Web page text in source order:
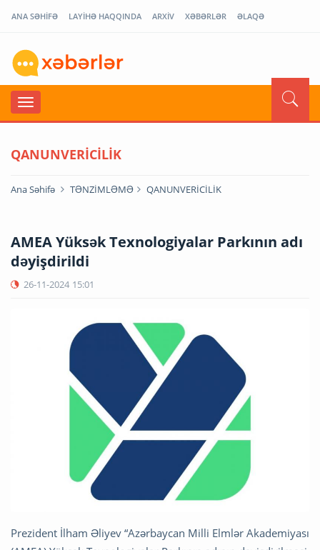
ANA SƏHİFƏ LAYİHƏ HAQQINDA ARXİV XƏBƏRLƏR ƏLAQƏ
QANUNVERİCİLİK
Ana Səhifə TƏNZİMLƏMƏ QANUNVERİCİLİK
AMEA Yüksək Texnologiyalar Parkının adı
dəyişdirildi
26-11-2024 15:01
Prezident İlham Əliyev “Azərbaycan Milli Elmlər Akademiyası